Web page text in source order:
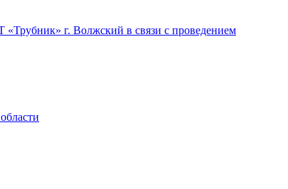
г. Волжский в связи с проведением